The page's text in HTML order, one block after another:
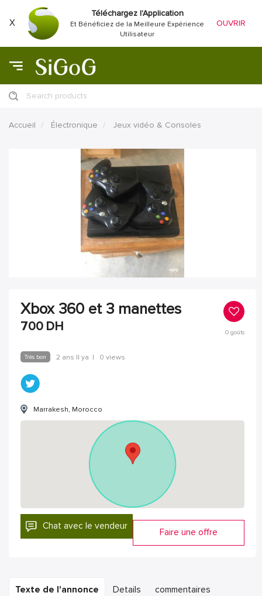
X
Téléchargez l'Application
Et Bénéficiez de la Meilleure Expérience
Utilisateur
OUVRIR
Search products
Accueil Électronique Jeux vidéo & Consoles
Xbox 360 et 3 manettes
700 DH 0goûts
Très bon 2 ans Il ya | 0 views
Marrakesh, Morocco
Chat avec le vendeur
Faire une offre
Texte de l'annonce Details commentaires